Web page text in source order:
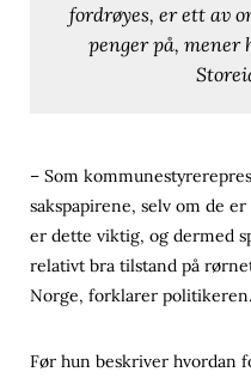
fordrøyes, er ett av
penger på, mener
– Som
sakspapirene, selv om de
er dette viktig, og dermed
relativt bra tilstand på
Norge, forklarer politikeren.
Før hun beskriver hvordan